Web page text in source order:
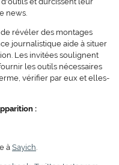
news.
révéler des montages
journalistique aide à situer
Les invitées soulignent
les outils nécessaires
vérifier par eux et elles-
:
à Sayich.